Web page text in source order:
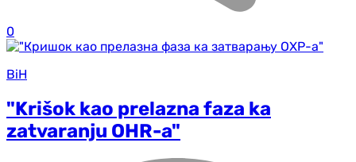
0
BiH
"Krišok kao prelazna faza ka
zatvaranju OHR-a"